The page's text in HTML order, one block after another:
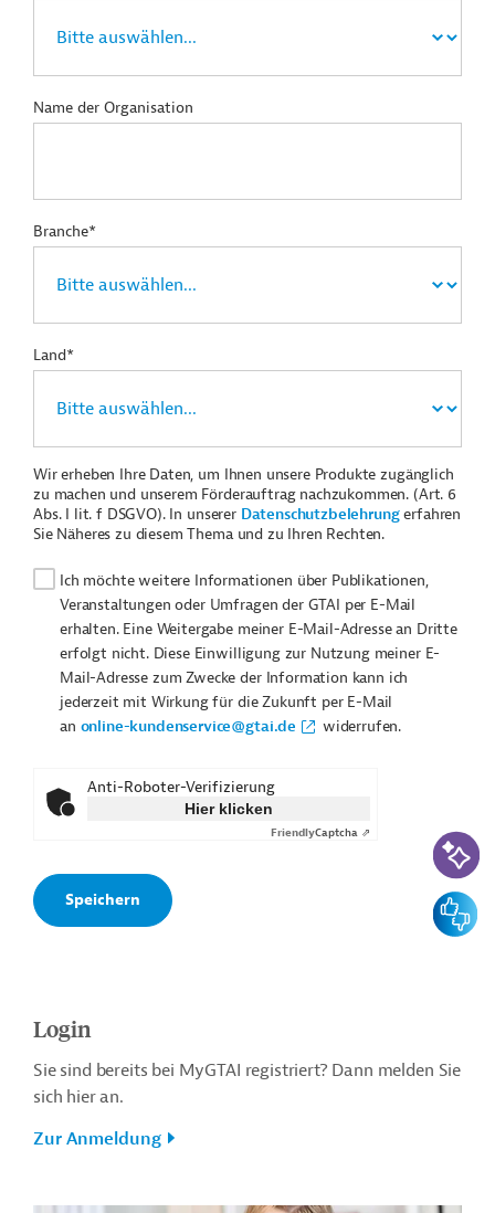
Name der Organisation
Branche*
Land*
Wir erheben Ihre Daten, um Ihnen unsere Produkte zugänglich
zu machen und unserem Förderauftrag nachzukommen. (Art. 6
Abs. I lit. f DSGVO). In unserer Datenschutzbelehrungerfahren
Sie Näheres zu diesem Thema und zu Ihren Rechten.
Ich möchte weitere Informationen über Publikationen,
Veranstaltungen oder Umfragen der GTAI per E-Mail
erhalten. Eine Weitergabe meiner E-Mail-Adresse an Dritte
erfolgt nicht. Diese Einwilligung zur Nutzung meiner E-
Mail-Adresse zum Zwecke der Information kann ich
jederzeit mit Wirkung für die Zukunft per E-Mail
an online-kundenservice@gtai.de widerrufen.
Anti-Roboter-Verifizierung
Hier klicken
FriendlyCaptcha ⇗
Login
Sie sind bereits bei MyGTAI registriert? Dann melden Sie
sich hier an.
Zur Anmeldung
KI-